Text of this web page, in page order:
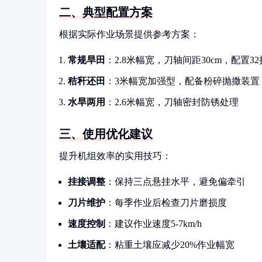
二、典型配置方案
根据实际作业场景提供参考方案：
常规旱田 ：2.8米幅宽，刀轴间距30cm，配置
秸秆还田 ：3米幅宽加强型，配备粉碎抛撒装置
水旱两用 ：2.6米幅宽，刀轴密封防锈处理
三、使用优化建议
提升机组效率的实用技巧：
挂接调整 ：保持三点悬挂水平，避免偏牵引
刀片维护 ：每季作业后检查刀片磨损度
速度控制 ：建议作业速度5-7km/h
土壤适配：粘重土壤应减少20%作业幅宽